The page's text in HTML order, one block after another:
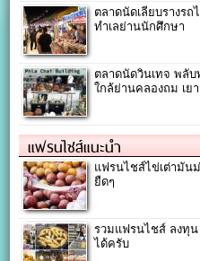
ตลาดนัดเลียบรางรถ
ทำเลย่านนักศึกษา
ตลาดนัดวินเทจ พลับ
ใกล้ย่านคลองถม เยา
แฟรนไชส์แนะนำ
แฟรนไชส์ไข่เต่ามัน
ยืดๆ
รวมแฟรนไชส์ ลงทุน
ได้ครับ